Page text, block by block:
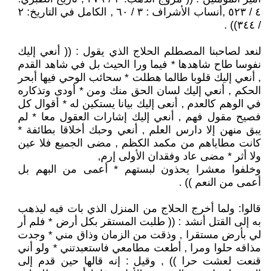
٤ / ٥٢٣ ,أنساب الأشراف : ٣ / ٦٠ , الكامل في التاريخ: ٢
/ ٣٤٤)) .
لنعد لصاحبنا المصطلم الحلاج الذي يقول : (( أنعي إليك
نفوسا طاح شاهدها * فيما ورا الحيث بل في شاهد القدم
, أنعي إليك قلوبا طالما هطلت * سحائب الوحي فيها أبحر
الحكم , أنعي إليك لسان الحق منك ومن * أودى وتذكاره
في الوهم كالعدم , أنعى إليك بيانا يستكين له * أقوال كل
فصيح مقول فهم , أنعي إليك إشارات العقول معا * لم
يبق منهن إلا دارس العلم , أنعي وحبك أخلاقا بطائفة *
كانت مطاياهم من مكمد الكظم , مضى الجميع فلا عين
ولا أثر * مضى عاد وفقدان الأولى إرم,
وخلفوا معشرا يحذون لبستهم * أعمى من البهم بل
أعمى من النعم )) .
قالوا: ولما أخرج الحلاج من المنزل الذي بات فيه ليذهب
به إلى القتل أنشد : (( طلبت المستقر بكل أرض * فلم أر
لي بأرض مستقرا , وذقت من الزمان وذاق مني * وجدت
مذاقه حلوا ومرا , أطعت مطامعي فاستعبدتني * ولو أني
قنعت لعشت حرا )) , وقيل : إنه قالها حين قدم إلى